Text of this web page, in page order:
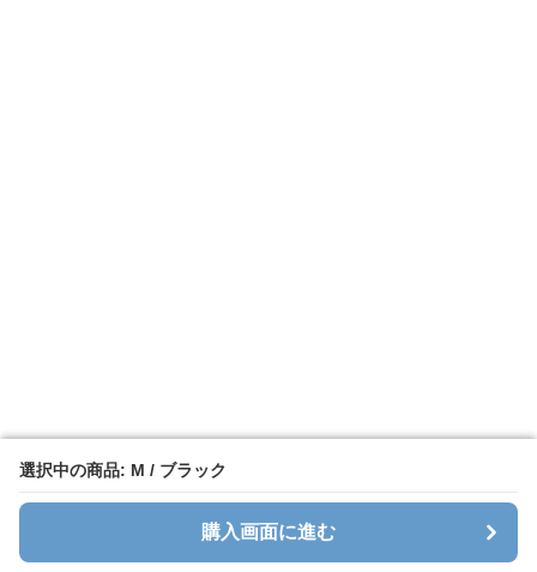
選択中の商品: M / ブラック
購入画面に進む
選択中の商品: M / ブラック
購入画面に進む